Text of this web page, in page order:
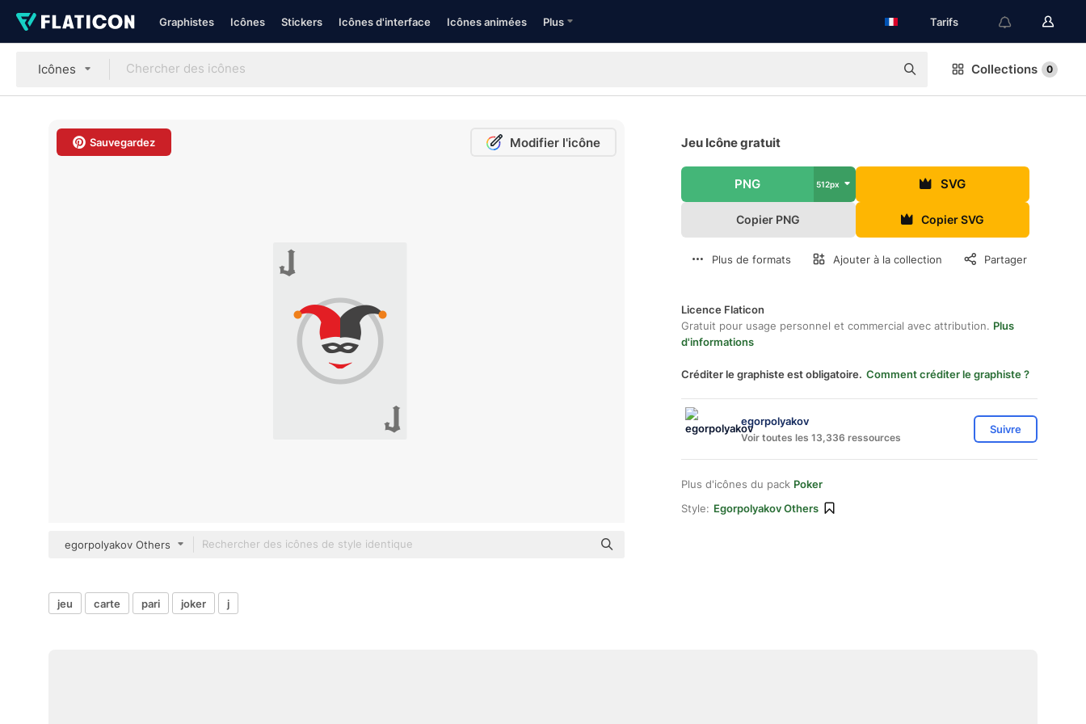
Graphistes Icônes Stickers Icônes d'interface Icônes animées Plus Tarifs
Icônes Collections 0
Sauvegardez Modifier l'icône
egorpolyakov Others
Jeu Icône gratuit
PNG 512px SVG
Copier PNG Copier SVG
Plus de formats Ajouter à la collection Partager
Licence Flaticon
Gratuit pour usage personnel et commercial avec attribution. Plus
d'informations
Créditer le graphiste est obligatoire. Comment créditer le graphiste ?
egorpolyakov
Voir toutes les 13,336 ressources
Suivre
Plus d'icônes du pack Poker
Style: Egorpolyakov Others
jeu carte pari joker j